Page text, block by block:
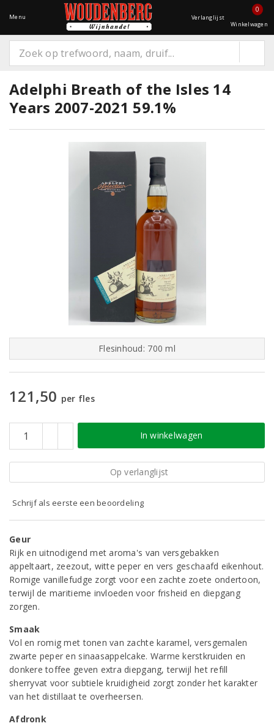
Menu Verlanglijst
0
Winkelwagen
Adelphi Breath of the Isles 14
Years 2007-2021 59.1%
Flesinhoud: 700 ml
121,50 per fles
In winkelwagen
Op verlanglijst
Schrijf als eerste een beoordeling
Geur
Rijk en uitnodigend met aroma's van versgebakken
appeltaart, zeezout, witte peper en vers geschaafd eikenhout.
Romige vanillefudge zorgt voor een zachte zoete ondertoon,
terwijl de maritieme invloeden voor frisheid en diepgang
zorgen.
Smaak
Vol en romig met tonen van zachte karamel, versgemalen
zwarte peper en sinaasappelcake. Warme kerstkruiden en
donkere toffee geven extra diepgang, terwijl het refill
sherryvat voor subtiele kruidigheid zorgt zonder het karakter
van het distillaat te overheersen.
Afdronk